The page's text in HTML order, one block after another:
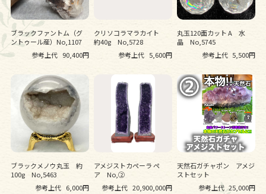
ブラックファントム（グ
ントゥール産）No,1107
参考上代 90,400円
クリソコラマラカイト
約40g No,5728
参考上代 5,600円
丸玉120面カット A 水
晶 No,5745
参考上代 5,500円
ブラックメノウ丸玉 約
100g No,5463
参考上代 6,000円
アメジストカペーラ ペ
ア No,②
参考上代 20,900,000円
天然石ガチャポン アメジ
ストセット
参考上代 25,000円